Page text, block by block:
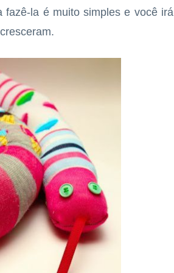
fazê-la é muito simples e você irá